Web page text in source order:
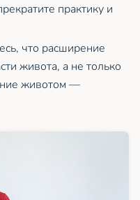
практику и
что расширение
живота, а не только
животом —